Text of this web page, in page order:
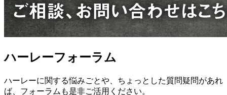
ハーレーフォーラム
ハーレーに関する悩みごとや、ちょっとした質問疑問があれ
ば、フォーラムも是非ご活用ください。